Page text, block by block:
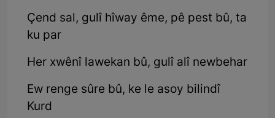
Çend sal, gulî hîway ême, pê pest bû, ta
ku par
Her xwênî lawekan bû, gulî alî newbehar
Ew renge sûre bû, ke le asoy bilindî
Kurd